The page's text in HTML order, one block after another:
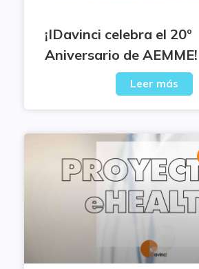
¡IDavinci celebra el 20º
Aniversario de AEMME!
Leer más